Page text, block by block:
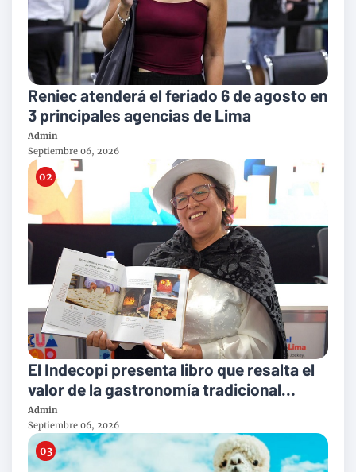
Reniec atenderá el feriado 6 de agosto en
3 principales agencias de Lima
Admin
Septiembre 06, 2026
El Indecopi presenta libro que resalta el
valor de la gastronomía tradicional
peruana
Admin
Septiembre 06, 2026